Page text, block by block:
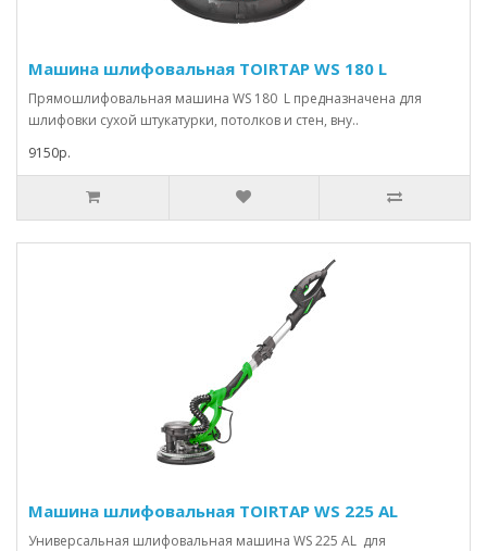
Машина шлифовальная TOIRTAP WS 180 L
Прямошлифовальная машина WS 180 L предназначена для
шлифовки сухой штукатурки, потолков и стен, вну..
9150р.
Машина шлифовальная TOIRTAP WS 225 AL
Универсальная шлифовальная машина WS 225 AL для